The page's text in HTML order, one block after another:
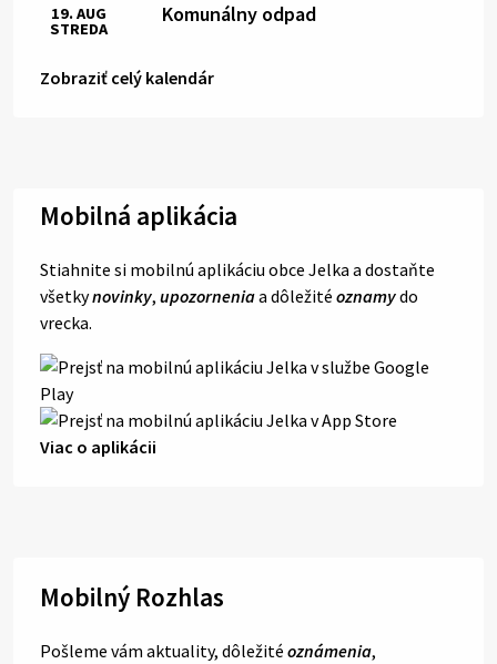
Komunálny odpad
19. AUG
STREDA
Zobraziť celý kalendár
Mobilná aplikácia
Stiahnite si mobilnú aplikáciu obce Jelka a dostaňte
všetkynovinky, upozorneniaa dôležité oznamydo
vrecka.
Viac o aplikácii
Mobilný Rozhlas
Pošleme vám aktuality, dôležité oznámenia,